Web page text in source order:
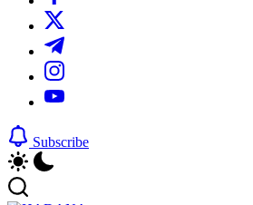
https://twitter.com/
https://t.me/
https://www.instagram.com/
https://youtube.com/
Subscribe